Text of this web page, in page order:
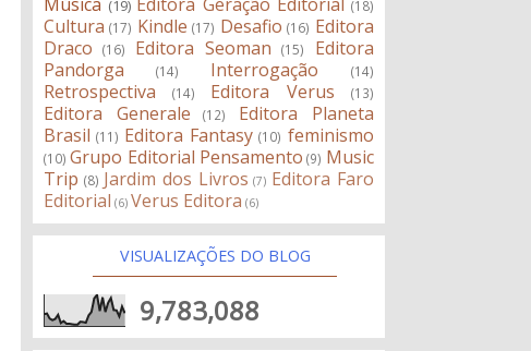
(19) (18)
Cultura (17) Kindle (17) Desafio (16) Editora
Draco
(16) Editora Seoman (15)
Editora
Pandorga
(14) Interrogação (14)
Retrospectiva (14) Editora Verus (13)
Editora Generale (12)
Editora Planeta
Brasil (11) Editora Fantasy (10) feminismo
(10) Grupo Editorial Pensamento (9) Music
Trip (8) Jardim dos Livros (7) Editora Faro
Editorial (6) Verus Editora (6)
VISUALIZAÇÕES DO BLOG
9,783,088